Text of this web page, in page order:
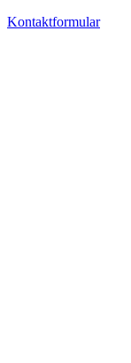
Kontaktformular